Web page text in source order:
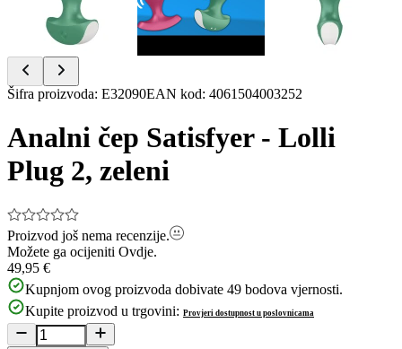
Item
of
7
Šifra proizvoda: E32090EAN kod: 4061504003252
Analni čep Satisfyer - Lolli
Plug 2, zeleni
Proizvod još nema recenzije.
Možete ga ocijeniti Ovdje.
49,95 €
Kupnjom ovog proizvoda dobivate 49 bodova vjernosti.
Kupite proizvod u trgovini: Provjeri dostupnost u poslovnicama